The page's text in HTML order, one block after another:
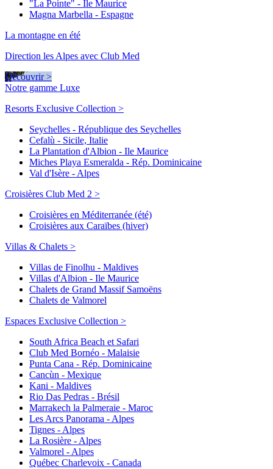
"La Pointe" - Ile Maurice
Magna Marbella - Espagne
La montagne en été
Direction les Alpes avec Club Med
Découvrir >
Notre gamme Luxe
Resorts Exclusive Collection >
Seychelles - République des Seychelles
Cefalù - Sicile, Italie
La Plantation d'Albion - Ile Maurice
Miches Playa Esmeralda - Rép. Dominicaine
Val d'Isère - Alpes
Croisières Club Med 2 >
Croisières en Méditerranée (été)
Croisières aux Caraïbes (hiver)
Villas & Chalets >
Villas de Finolhu - Maldives
Villas d'Albion - Ile Maurice
Chalets de Grand Massif Samoëns
Chalets de Valmorel
Espaces Exclusive Collection >
South Africa Beach et Safari
Club Med Bornéo - Malaisie
Punta Cana - Rép. Dominicaine
Cancùn - Mexique
Kani - Maldives
Rio Das Pedras - Brésil
Marrakech la Palmeraie - Maroc
Les Arcs Panorama - Alpes
Tignes - Alpes
La Rosière - Alpes
Valmorel - Alpes
Québec Charlevoix - Canada